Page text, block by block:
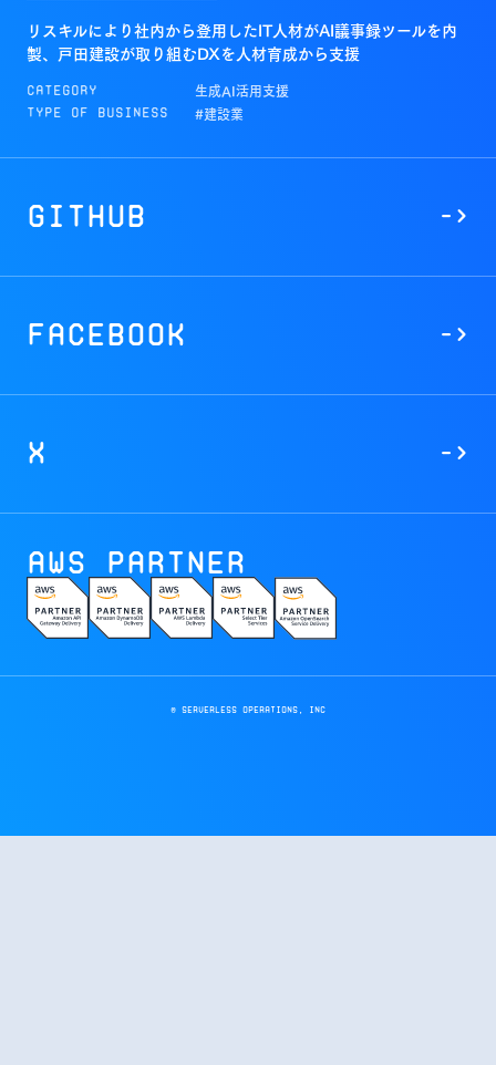
リスキルにより社内から登用したIT人材がAI議事録ツールを内
製、戸田建設が取り組むDXを人材育成から支援
Category 生成AI活用支援
Type of Business #建設業
GitHub ->
Facebook ->
X ->
AWS Partner
© Serverless Operations, inc